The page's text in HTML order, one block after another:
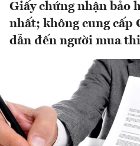
Giấy chứng nhận bảo
nhất; không cung cấp
dẫn đến người mua